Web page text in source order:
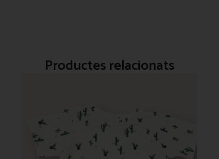
Productes relacionats